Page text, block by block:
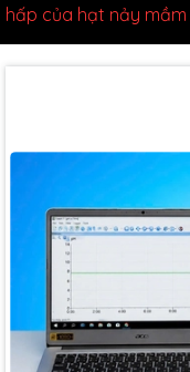
hấp của hạt nảy mầm